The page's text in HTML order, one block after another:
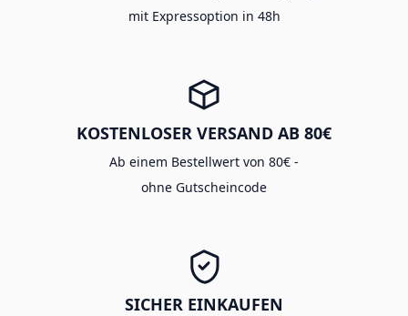
mit Expressoption in 48h
KOSTENLOSER VERSAND AB 80€
Ab einem Bestellwert von 80€ -
ohne Gutscheincode
SICHER EINKAUFEN